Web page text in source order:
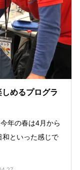
めるプログラ
年の春は4月から
和といった感じで